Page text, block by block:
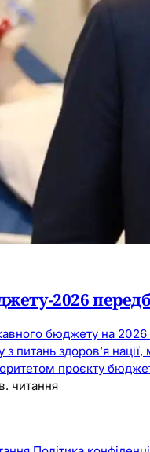
2026
бюджету на 2026
з питань здоров’я
проєкту
читання